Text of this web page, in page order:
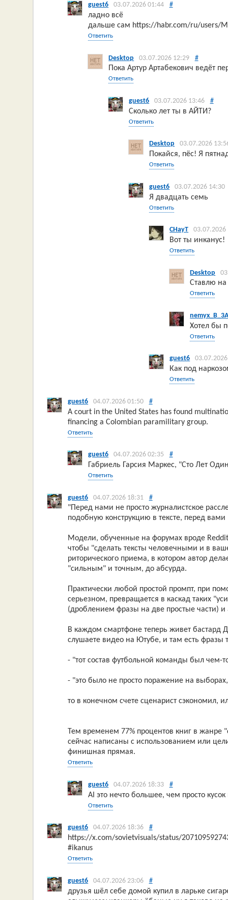
guest6 03.07.2026 01:44 #
ладно всё
дальше сам https://habr.com/ru/users/
Ответить
Desktop 03.07.2026 12:29 #
Пока Артур Артабекович ведёт
Ответить
guest6 03.07.2026 13:46 #
Сколько лет ты в АЙТИ?
Ответить
Desktop 03.07.2026
Покайся, пёс! Я
Ответить
guest6 03.07.2026 14:30
Я двадцать семь
Ответить
CHayT 03.07.2026
Вот ты инканус!
Ответить
Desktop
Ставлю
Ответить
Хотел бы
Ответить
guest6
Как под
Ответить
guest6 04.07.2026 01:50 #
A court in the United States has found
financing a Colombian paramilitary group.
Ответить
guest6 04.07.2026 02:35 #
Габриель Гарсия Маркес, "Сто Лет
Ответить
guest6 04.07.2026 18:31 #
"Перед нами не просто журналистское
подобную конструкцию в тексте, перед вами
Модели, обученные на форумах вроде
чтобы "сделать тексты человечными и в
риторического приема, в котором автор
"сильным" и точным, до абсурда.
Практически любой простой промпт, при
серьезном, превращается в каскад таких
(дроблением фразы на две простые части) и
В каждом смартфоне теперь живет бастард
слушаете видео на Ютубе, и там есть фразы
- "тот состав футбольной команды был
- "это было не просто поражение на
то в конечном счете сценарист сэкономил,
Тем временем 77% процентов книг в жанре
сейчас написаны с использованием или
финишная прямая.
Ответить
guest6 04.07.2026 18:33 #
AI это нечто большее, чем просто
Ответить
guest6 04.07.2026 18:36 #
https://x.com/sovietvisuals/status/
#ikanus
Ответить
guest6 04.07.2026 23:06 #
друзья шёл себе домой купил в ларьке